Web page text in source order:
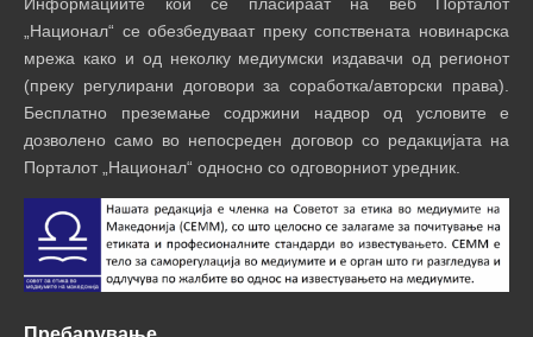
„Национал“ се обезбедуваат преку сопствената новинарска
мрежа како и од неколку медиумски издавачи од регионот
(преку регулирани договори за соработка/авторски права).
Бесплатно преземање содржини надвор од условите е
дозволено само во непосреден договор со редакцијата на
Порталот „Национал“ односно со одговорниот уредник.